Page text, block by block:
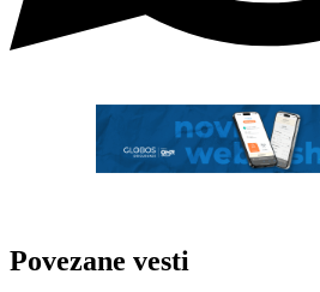
Povezane vesti